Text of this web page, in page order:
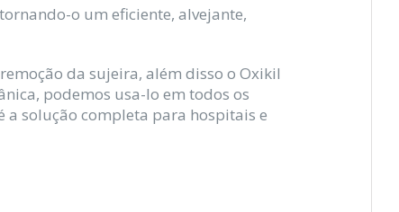
o um eficiente, alvejante,
da sujeira, além disso o Oxikil
podemos usa-lo em todos os
a solução completa para hospitais e